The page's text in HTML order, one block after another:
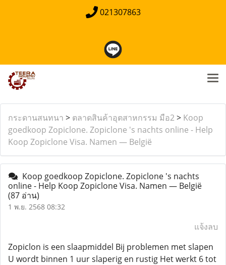
021307863
กระดานสนทนา > ตลาดสินค้าอุตสาหกรรม มือ2> Koop
goedkoop Zopiclone. Zopiclone 's nachts online - Help
Koop Zopiclone Visa. Namen — België
Koop goedkoop Zopiclone. Zopiclone 's nachts
online - Help Koop Zopiclone Visa. Namen — België
(87 อ่าน)
1 พ.ย. 2568 08:32
แจ้งลบ
Zopiclon is een slaapmiddel Bij problemen met slapen
U wordt binnen 1 uur slaperig en rustig Het werkt 6 tot